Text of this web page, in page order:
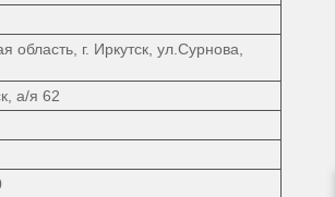
область, г. Иркутск, ул.Сурнова,
а/я 62